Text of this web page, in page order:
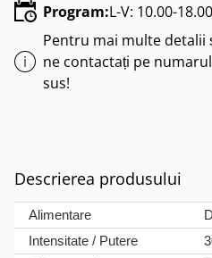
Program:L-V: 10.00-
Pentru mai multe detalii
ne contactați pe
sus!
Descrierea produsului
Alimentare
Intensitate / Putere